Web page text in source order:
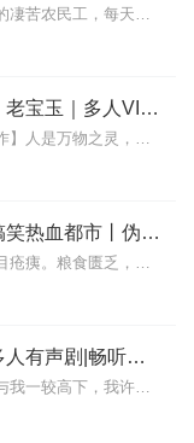
🐺，然后杀了得经
所得属性点很少，所
属性完虐其他
初看的不是完结版，
内容介绍：我本是一个出卖体力的凄苦农民工，每天过着蝼蚁一般的生活，幻想有一天能够出人头地，但是现实和梦想之间的距离总是那么遥远。直到有一天，突然有个美女对我说...
蛊真人｜大爱仙尊｜热血｜老宝玉｜多人VIP免费有声剧
内容简介【黑暗文反派流封神之作】人是万物之灵，蛊是天地真精。一个穿越者不断重生的故事。一个养蛊、炼蛊、用蛊的奇特世界。配音组（男角色）老宝玉旁白...
第九特区丨头陀渊演播丨搞笑热血都市丨伪戒丨VIP免费多人有声剧
【内容简介】灾变过后，大地满目疮痍。粮食匮乏，资源紧俏，局势混乱……一位从待规划区杀出来的青年，背对着漫天黄沙，孤身来到九区谋生，却不曾想偶然结识三五好友，一念...
大奉打更人丨头陀渊领衔多人有声剧|畅听全集|王鹤棣、田曦薇主演影视剧原著|卖报小郎君
【冒泡有奖】听说杨千幻那厮要与我一较高下，我许七安要开始装叉了！快进入声音播放页戳下方输入框，冒个泡偷偷告诉我，我要用哪些诗词才能胜过他？说得好的，有赏！202...